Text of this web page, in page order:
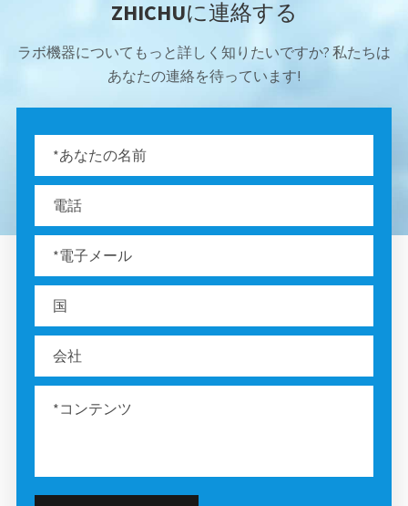
ZHICHUに連絡する
ラボ機器についてもっと詳しく知りたいですか? 私たちは
あなたの連絡を待っています!